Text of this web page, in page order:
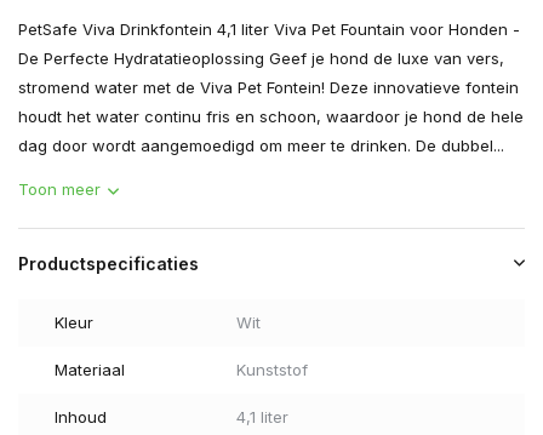
PetSafe Viva Drinkfontein 4,1 liter Viva Pet Fountain voor Honden -
De Perfecte Hydratatieoplossing Geef je hond de luxe van vers,
stromend water met de Viva Pet Fontein! Deze innovatieve fontein
houdt het water continu fris en schoon, waardoor je hond de hele
dag door wordt aangemoedigd om meer te drinken. De dubbel...
Toon meer
Productspecificaties
Kleur Wit
Materiaal Kunststof
Inhoud 4,1 liter